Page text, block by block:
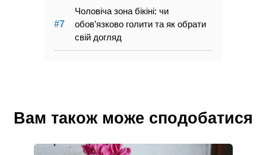
Чоловіча зона бікіні: чи
обов’язково голити та як обрати
свій догляд
Вам також може сподобатися